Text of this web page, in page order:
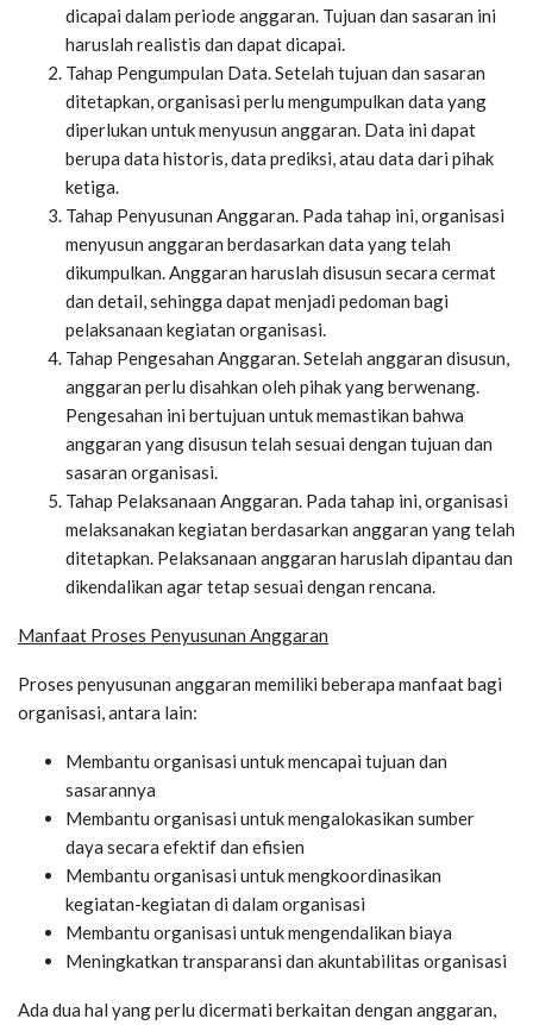
dicapai dalam periode anggaran. Tujuan dan sasaran ini
haruslah realistis dan dapat dicapai.
Tahap Pengumpulan Data. Setelah tujuan dan sasaran
ditetapkan, organisasi perlu mengumpulkan data yang
diperlukan untuk menyusun anggaran. Data ini dapat
berupa data historis, data prediksi, atau data dari pihak
ketiga.
Tahap Penyusunan Anggaran. Pada tahap ini, organisasi
menyusun anggaran berdasarkan data yang telah
dikumpulkan. Anggaran haruslah disusun secara cermat
dan detail, sehingga dapat menjadi pedoman bagi
pelaksanaan kegiatan organisasi.
Tahap Pengesahan Anggaran. Setelah anggaran disusun,
anggaran perlu disahkan oleh pihak yang berwenang.
Pengesahan ini bertujuan untuk memastikan bahwa
anggaran yang disusun telah sesuai dengan tujuan dan
sasaran organisasi.
Tahap Pelaksanaan Anggaran. Pada tahap ini, organisasi
melaksanakan kegiatan berdasarkan anggaran yang telah
ditetapkan. Pelaksanaan anggaran haruslah dipantau dan
dikendalikan agar tetap sesuai dengan rencana.
Manfaat Proses Penyusunan Anggaran
Proses penyusunan anggaran memiliki beberapa manfaat bagi
organisasi, antara lain:
Membantu organisasi untuk mencapai tujuan dan
sasarannya
Membantu organisasi untuk mengalokasikan sumber
daya secara efektif dan efisien
Membantu organisasi untuk mengkoordinasikan
kegiatan-kegiatan di dalam organisasi
Membantu organisasi untuk mengendalikan biaya
Meningkatkan transparansi dan akuntabilitas organisasi
Ada dua hal yang perlu dicermati berkaitan dengan anggaran,